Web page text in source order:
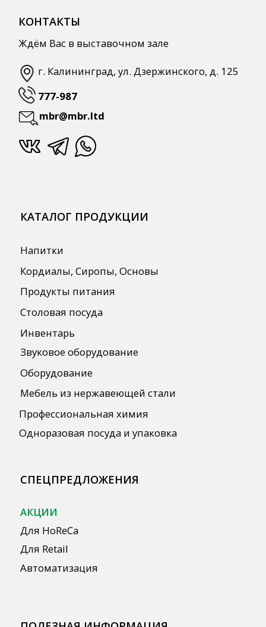
ПОЛЕЗНАЯ ИНФОРМАЦИЯ
Бренды
Для HoReCa
Для Retail
Автоматизация
Согласие на обработку персональных
Сотрудничество
Оплата и Доставка